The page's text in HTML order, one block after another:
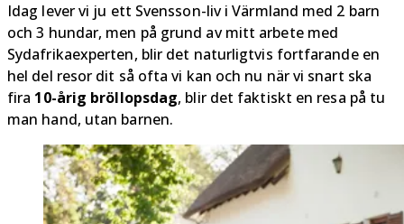
Idag lever vi ju ett Svensson-liv i Värmland med 2 barn
och 3 hundar, men på grund av mitt arbete med
Sydafrikaexperten, blir det naturligtvis fortfarande en
hel del resor dit så ofta vi kan och nu när vi snart ska
fira 10-årig bröllopsdag, blir det faktiskt en resa på tu
man hand, utan barnen.